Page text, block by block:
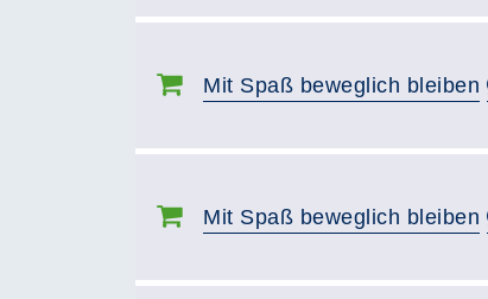
Mit Spaß beweglich bleiben
Mit Spaß beweglich bleiben